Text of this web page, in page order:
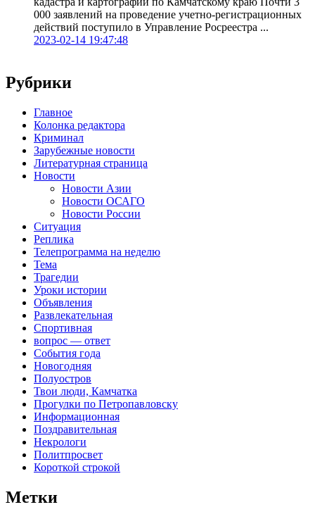
000 заявлений на проведение учетно-регистрационных
действий поступило в Управление Росреестра ...
2023-02-14 19:47:48
Рубрики
Главное
Колонка редактора
Криминал
Зарубежные новости
Литературная страница
Новости
Новости Азии
Новости ОСАГО
Новости России
Ситуация
Реплика
Телепрограмма на неделю
Тема
Трагедии
Уроки истории
Объявления
Развлекательная
Спортивная
вопрос — ответ
События года
Новогодняя
Полуостров
Твои люди, Камчатка
Прогулки по Петропавловску
Информационная
Поздравительная
Некрологи
Политпросвет
Короткой строкой
Метки